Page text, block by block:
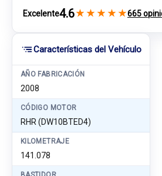
Características del Vehículo
AÑO FABRICACIÓN
2008
CÓDIGO MOTOR
RHR (DW10BTED4)
KILOMETRAJE
141.078
Excelente4.6★ ★ ★ ★ ★665